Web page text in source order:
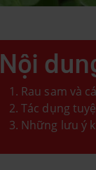
Nội
Rau sam và
Tác dụng
Những lưu ý